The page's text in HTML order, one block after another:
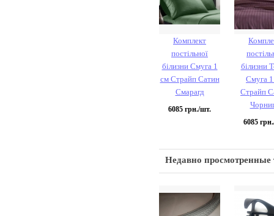
Комплект
постільної
білизни Смуга 1
см Страйп Сатин
Смарагд
6085 грн./шт.
білизни
Смуга
Страйп
6085
Недавно просмотренные